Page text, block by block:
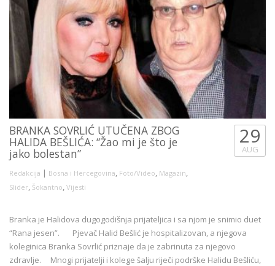
BRANKA SOVRLIĆ UTUČENA ZBOG
HALIDA BEŠLIĆA: “Žao mi je što je
jako bolestan”
Redakcija | Bosna i Hercegovina, Foto/Video, Magazin,
Slider, Šokantno, Vijesti
29
AUG
Branka je Halidova dugogodišnja prijateljica i sa njom je snimio duet
“Rana jesen”. Pjevač Halid Bešlić je hospitalizovan, a njegova
koleginica Branka Sovrlić priznaje da je zabrinuta za njegovo
zdravlje. Mnogi prijatelji i kolege šalju riječi podrške Halidu Bešliću,